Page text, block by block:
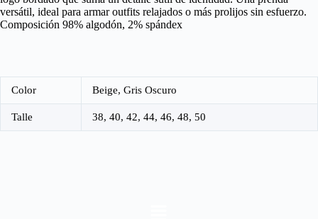
versátil, ideal para armar outfits relajados o más prolijos sin esfuerzo.
Composición 98% algodón, 2% spándex
Color Beige, Gris Oscuro
Talle 38, 40, 42, 44, 46, 48, 50